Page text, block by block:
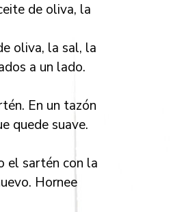
de oliva, la
oliva, la sal, la
a un lado.
En un tazón
quede suave.
el sartén con la
Hornee